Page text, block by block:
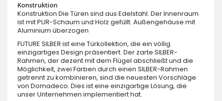
Konstruktion
Konstruktion Die Türen sind aus Edelstahl. Der Innenraum
ist mit PUR-Schaum und Holz gefüllt. Außengehäuse mit
Aluminium überzogen
FUTURE SILBER ist eine Türkollektion, die ein völlig
einzigartiges Design präsentiert. Der zarte SILBER-
Rahmen, der dezent mit dem Flügel abschließt und die
Möglichkeit, zwei Farben durch einen SILBER-Rahmen
getrennt zu kombinieren, sind die neuesten Vorschläge
von Domadeco. Dies ist eine einzigartige Lösung, die
unser Unternehmen implementiert hat.